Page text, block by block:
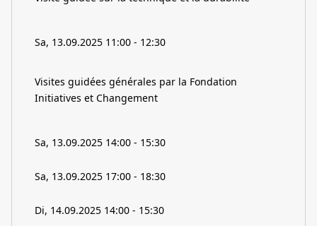
Sa, 13.09.2025 11:00 - 12:30
Visites guidées générales par la Fondation
Initiatives et Changement
Sa, 13.09.2025 14:00 - 15:30
Sa, 13.09.2025 17:00 - 18:30
Di, 14.09.2025 14:00 - 15:30